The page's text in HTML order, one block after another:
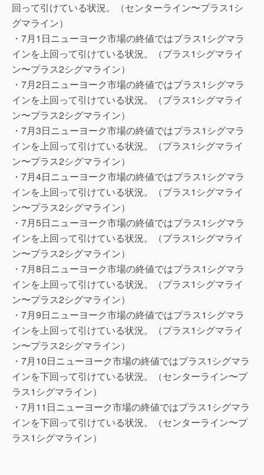
回って引けている状況。（センターライン〜プラス1シ
グマライン）
・7月1日ニューヨーク市場の終値ではプラス1シグマラ
インを上回って引けている状況。（プラス1シグマライ
ン〜プラス2シグマライン）
・7月2日ニューヨーク市場の終値ではプラス1シグマラ
インを上回って引けている状況。（プラス1シグマライ
ン〜プラス2シグマライン）
・7月3日ニューヨーク市場の終値ではプラス1シグマラ
インを上回って引けている状況。（プラス1シグマライ
ン〜プラス2シグマライン）
・7月4日ニューヨーク市場の終値ではプラス1シグマラ
インを上回って引けている状況。（プラス1シグマライ
ン〜プラス2シグマライン）
・7月5日ニューヨーク市場の終値ではプラス1シグマラ
インを上回って引けている状況。（プラス1シグマライ
ン〜プラス2シグマライン）
・7月8日ニューヨーク市場の終値ではプラス1シグマラ
インを上回って引けている状況。（プラス1シグマライ
ン〜プラス2シグマライン）
・7月9日ニューヨーク市場の終値ではプラス1シグマラ
インを上回って引けている状況。（プラス1シグマライ
ン〜プラス2シグマライン）
・7月10日ニューヨーク市場の終値ではプラス1シグマラ
インを下回って引けている状況。（センターライン〜プ
ラス1シグマライン）
・7月11日ニューヨーク市場の終値ではプラス1シグマラ
インを下回って引けている状況。（センターライン〜プ
ラス1シグマライン）